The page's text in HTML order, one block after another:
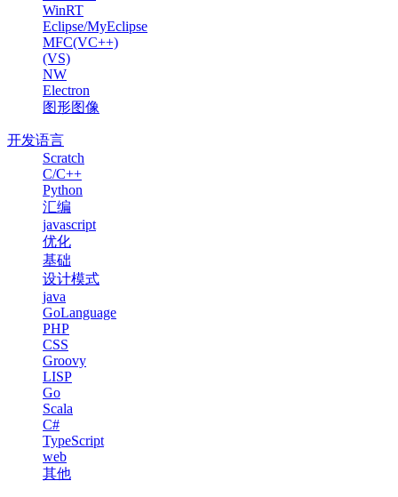
WinRT
Eclipse/MyEclipse
MFC(VC++)
(VS)
NW
Electron
图形图像
开发语言
Scratch
C/C++
Python
汇编
javascript
优化
基础
设计模式
java
GoLanguage
PHP
CSS
Groovy
LISP
Go
Scala
C#
TypeScript
web
其他